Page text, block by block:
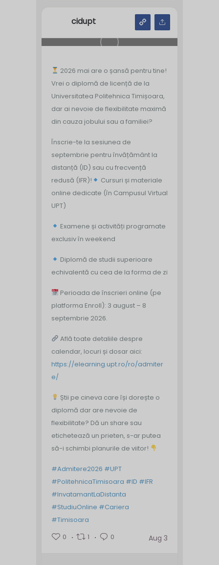
cidupt
2026 mai are o șansă pentru tine!
Vrei o diplomă de licență de la
Universitatea Politehnica Timișoara,
dar ai nevoie de flexibilitate maximă
din cauza jobului sau a familiei?
Înscrie-te la sesiunea de
septembrie pentru învățământ la
distanță (ID) sau cu frecvență
redusă (IFR)!
Cursuri și materiale
online dedicate (în Campusul Virtual
UPT)
Examene și activități programate
exclusiv în weekend
Diplomă de studii superioare
echivalentă cu cea de la forma de zi
Perioada de înscrieri online (pe
platforma Enroll): 3 august – 8
septembrie 2026.
Află toate detaliile despre
calendar, locuri și dosar aici:
https://elearning.upt.ro/ro/admiter
e/
Știi pe cineva care își dorește o
diplomă dar are nevoie de
flexibilitate? Dă un share sau
etichetează un prieten, s-ar putea
să-i schimbi planurile de viitor!
#Admitere2026 #UPT
#PolitehnicaTimisoara #ID #IFR
#InvatamantLaDistanta
#StudiuOnline #Cariera
#Timisoara
0
1 0 Aug 3